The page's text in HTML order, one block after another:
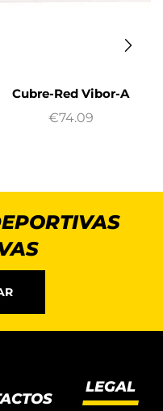
Cubre-Red Vibor-A
€74.09
LEGAL